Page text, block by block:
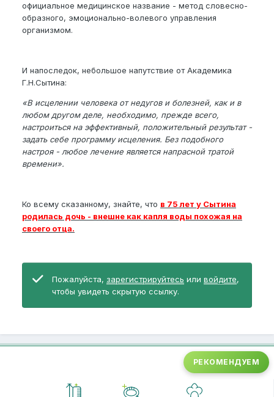
официальное медицинское название - метод словесно-
образного, эмоционально-волевого управления
организмом.
И напоследок, небольшое напутствие от Академика
Г.Н.Сытина:
«В исцелении человека от недугов и болезней, как и в
любом другом деле, необходимо, прежде всего,
настроиться на эффективный, положительный результат -
задать себе программу исцеления. Без подобного
настроя - любое лечение является напрасной тратой
времени».
Ко всему сказанному, знайте, что в 75 лет у Сытина
родилась дочь - внешне как капля воды похожая на
своего отца.
Пожалуйста, зарегистрируйтесь или войдите,
чтобы увидеть скрытую ссылку.
РЕКОМЕНДУЕМ